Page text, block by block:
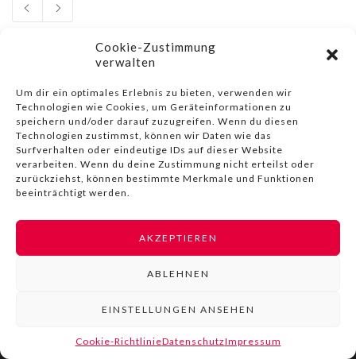
Cookie-Zustimmung
verwalten
Um dir ein optimales Erlebnis zu bieten, verwenden wir
Technologien wie Cookies, um Geräteinformationen zu
speichern und/oder darauf zuzugreifen. Wenn du diesen
Technologien zustimmst, können wir Daten wie das
Surfverhalten oder eindeutige IDs auf dieser Website
verarbeiten. Wenn du deine Zustimmung nicht erteilst oder
zurückziehst, können bestimmte Merkmale und Funktionen
beeinträchtigt werden.
AKZEPTIEREN
ABLEHNEN
EINSTELLUNGEN ANSEHEN
Cookie-RichtlinieDatenschutzImpressum
© COPYRIGHT BY LIVINN | IMPRESSUM|DATENSCHUTZ
NUTZUNGSBEDINGUNGEN